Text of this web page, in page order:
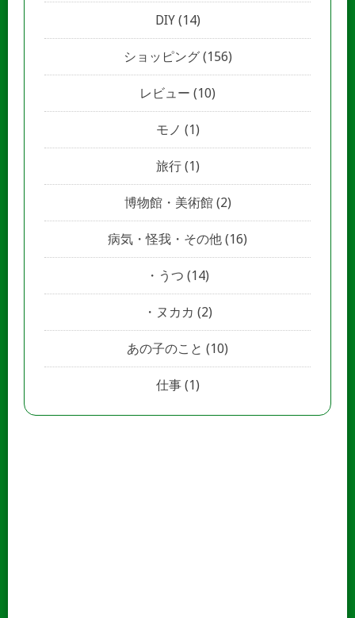
DIY(14)
ショッピング(156)
レビュー (10)
モノ (1)
旅行(1)
博物館・美術館(2)
病気・怪我・その他 (16)
うつ (14)
ヌカカ (2)
あの子のこと (10)
仕事(1)